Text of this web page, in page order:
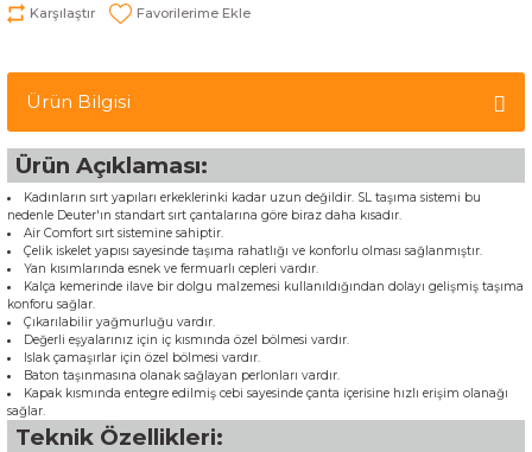
Karşılaştır
Ürün Bilgisi
Ürün Açıklaması:
Kadınların sırt yapıları erkeklerinki kadar uzun değildir. SL taşıma sistemi bu
nedenle Deuter'ın standart sırt çantalarına göre biraz daha kısadır.
Air Comfort sırt sistemine sahiptir.
Çelik iskelet yapısı sayesinde taşıma rahatlığı ve konforlu olması sağlanmıştır.
Yan kısımlarında esnek ve fermuarlı cepleri vardır.
Kalça kemerinde ilave bir dolgu malzemesi kullanıldığından dolayı gelişmiş taşıma
konforu sağlar.
Çıkarılabilir yağmurluğu vardır.
Değerli eşyalarınız için iç kısmında özel bölmesi vardır.
Islak çamaşırlar için özel bölmesi vardır.
Baton taşınmasına olanak sağlayan perlonları vardır.
Kapak kısmında entegre edilmiş cebi sayesinde çanta içerisine hızlı erişim olanağı
sağlar.
Teknik Özellikleri: